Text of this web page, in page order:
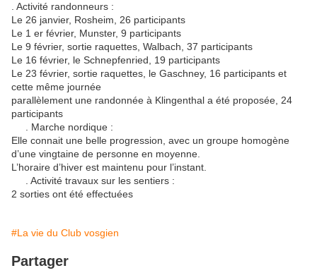
. Activité randonneurs :
Le 26 janvier, Rosheim, 26 participants
Le 1 er février, Munster, 9 participants
Le 9 février, sortie raquettes, Walbach, 37 participants
Le 16 février, le Schnepfenried, 19 participants
Le 23 février, sortie raquettes, le Gaschney, 16 participants et
cette même journée
parallèlement une randonnée à Klingenthal a été proposée, 24
participants
. Marche nordique :
Elle connait une belle progression, avec un groupe homogène
d’une vingtaine de personne en moyenne.
L’horaire d’hiver est maintenu pour l’instant.
. Activité travaux sur les sentiers :
2 sorties ont été effectuées
#La vie du Club vosgien
Partager